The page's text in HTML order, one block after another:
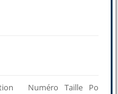
Numéro Taille Poids